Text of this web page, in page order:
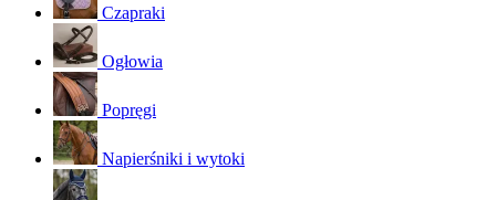
Czapraki
Ogłowia
Popręgi
Napierśniki i wytoki